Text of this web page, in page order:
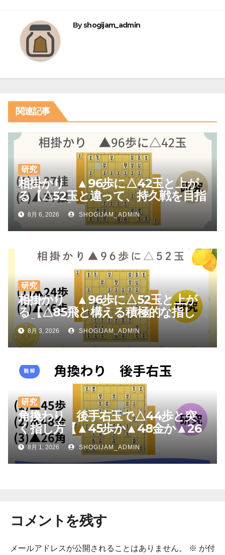
ー
シ
Byshogijam_admin
関連記事
研究
相掛かり ▲96歩に△42玉と上が
る【△52玉と違って、持久戦を目指
しやすい】
8月 6, 2026 SHOGIJAM_ADMIN
研究
相掛かり ▲96歩に△52玉と上が
る【△85飛と構える積極的な指し
方】
8月 3, 2026 SHOGIJAM_ADMIN
研究
角換わり 後手右玉で△44歩と突
く指し方【▲45歩か▲48金か▲26
角か】
8月 1, 2026 SHOGIJAM_ADMIN
コメントを残す
メールアドレスが公開されることはありません。 ※ が付